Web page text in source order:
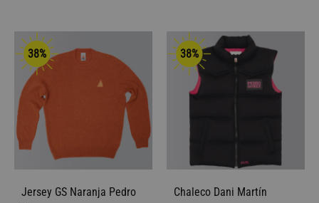
38%
Jersey GS Naranja Pedro
38%
Chaleco Dani Martín